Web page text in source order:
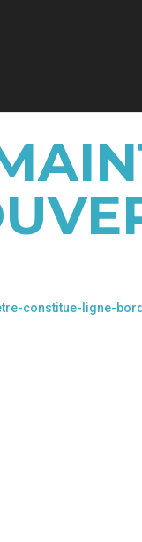
constitue-ligne-